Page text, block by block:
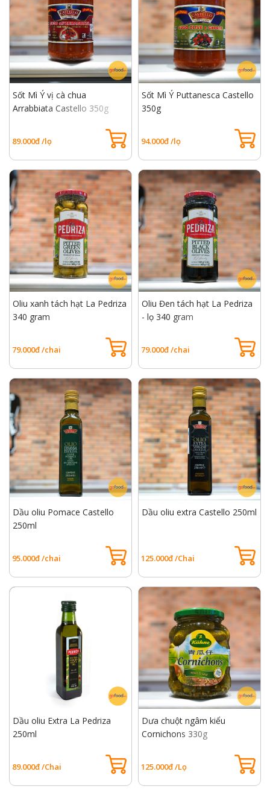
Sốt Mì Ý vị cà chua
Arrabbiata Castello 350g
89.000đ /lọ
Sốt Mì Ý Puttanesca Castello
350g
94.000đ /lọ
Oliu xanh tách hạt La Pedriza
340 gram
79.000đ /chai
Oliu Đen tách hạt La Pedriza
- lọ 340 gram
79.000đ /chai
Dầu oliu Pomace Castello
250ml
95.000đ /chai
Dầu oliu extra Castello 250ml
125.000đ /Chai
Dầu oliu Extra La Pedriza
250ml
89.000đ /Chai
Dưa chuột ngâm kiểu
Cornichons 330g
125.000đ /Lọ